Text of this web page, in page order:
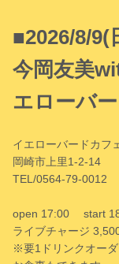
■2026/8/9(
今岡友美
エローバ
イエローバードカフ
岡崎市上里1-2-14
TEL/0564-79-0012
open 17:00 start
ライブチャージ
※要1ドリンクオー